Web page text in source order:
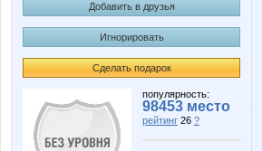
Добавить в друзья
Игнорировать
Сделать подарок
популярность:
98453 место
рейтинг 26 ?